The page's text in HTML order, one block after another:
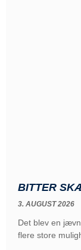
BITTER
3. AUGUST 2026
Det blev en
flere store